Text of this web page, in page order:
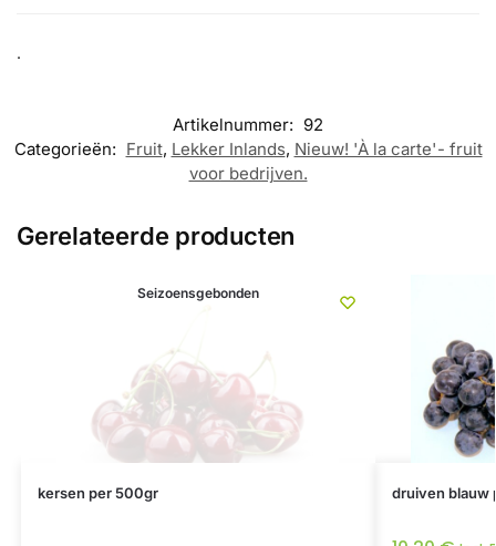
.
Artikelnummer: 92
Categorieën: Fruit, Lekker Inlands, Nieuw! 'À la carte'- fruit
voor bedrijven.
Gerelateerde producten
Seizoensgebonden
kersen per 500gr druiven blauw